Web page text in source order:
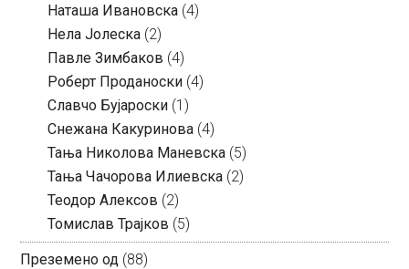
Наташа Ивановска (4)
Нела Јолеска (2)
Павле Зимбаков (4)
Роберт Проданоски (4)
Славчо Бујароски (1)
Снежана Какуринова (4)
Тања Николова Маневска (5)
Тања Чачорова Илиевска (2)
Теодор Алексов (2)
Томислав Трајков (5)
Преземено од (88)